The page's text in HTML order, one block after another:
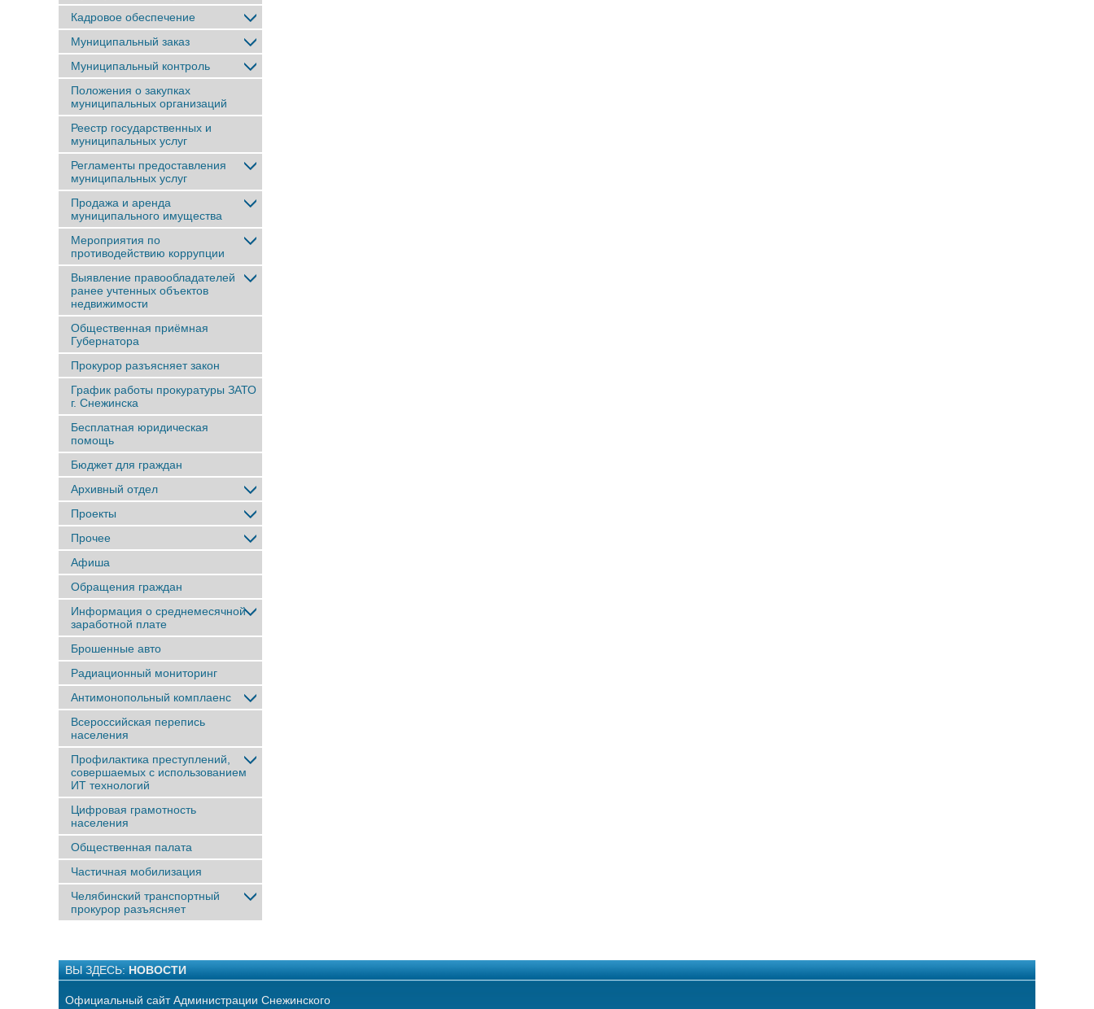
Кадровое обеспечение
Муниципальный заказ
Муниципальный контроль
Положения о закупках
муниципальных организаций
Реестр государственных и
муниципальных услуг
Регламенты предоставления
муниципальных услуг
Продажа и аренда
муниципального имущества
Мероприятия по
противодействию коррупции
Выявление правообладателей
ранее учтенныx объектов
недвижимости
Общественная приёмная
Губернатора
Прокурор разъясняет закон
График работы прокуратуры ЗАТО
г. Снежинска
Бесплатная юридическая
помощь
Бюджет для граждан
Архивный отдел
Проекты
Прочее
Афиша
Обращения граждан
Информация о среднемесячной
заработной плате
Брошенные авто
Радиационный мониторинг
Антимонопольный комплаенс
Всероссийская перепись
населения
Профилактика преступлений,
совершаемых с использованием
ИТ технологий
Цифровая грамотность
населения
Общественная палата
Частичная мобилизация
Челябинский транспортный
прокурор разъясняет
ВЫ ЗДЕСЬ: НОВОСТИ
Официальный сайт Администрации Снежинского